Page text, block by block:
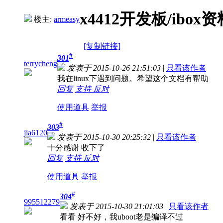
楼主: armeasyx4412开发板/ibox资
[复制链接]
terrycheng
301#
发表于 2015-10-26 21:51:03 | 只看该作者
我在linux下遇到问题。希望这个文档有帮助
回复 支持 反对
使用道具 举报
jia6120
303#
发表于 2015-10-30 20:25:32 | 只看该作者
十分感谢 收下了
回复 支持 反对
使用道具 举报
995512279
304#
发表于 2015-10-30 21:01:03 | 只看该作者
看看 好不好，我uboot老是编译不过